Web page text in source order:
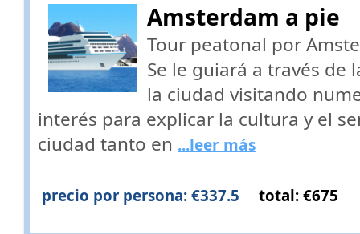
Amsterdam a pie
Tour peatonal por
Se le guiará a través de
la ciudad visitando
interés para explicar la cultura y el
ciudad tanto en ...leer más
precio por persona: €337.5 total: €675